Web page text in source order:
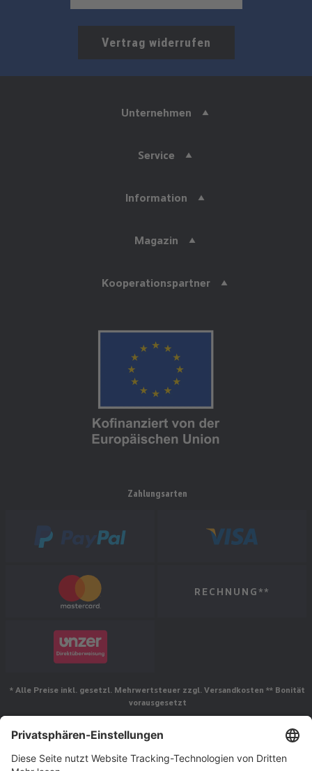
Vertrag widerrufen
Unternehmen
Service
Information
Magazin
Kooperationspartner
Zahlungsarten
RECHNUNG**
* Alle Preise inkl. gesetzl. Mehrwertsteuer zzgl. Versandkosten ** Bonität
vorausgesetzt
Folgen Sie uns